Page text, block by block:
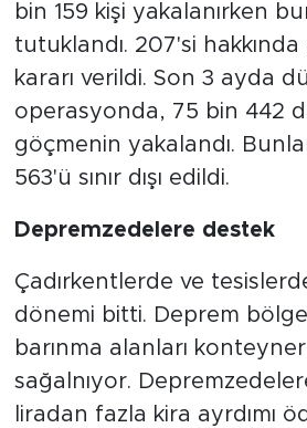
bin 159 kişi yakalanırken
tutuklandı. 207'si
kararı verildi. Son 3 ayda
operasyonda, 75 bin 442
göçmenin yakalandı.
563'ü sınır dışı edildi.
Depremzedelere destek
Çadırkentlerde ve
dönemi bitti. Deprem
barınma alanları
sağalnıyor.
liradan fazla kira ayrdımı